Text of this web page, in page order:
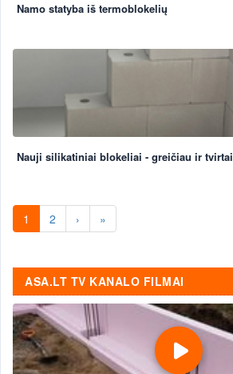
Namo statyba iš termoblokelių
Nauji silikatiniai blokeliai - greičiau ir tvirtai
1 2 › »
ASA.LT TV KANALO FILMAI